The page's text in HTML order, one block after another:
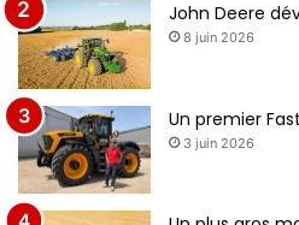
John Deere
8 juin 2026
Un premier
3 juin 2026